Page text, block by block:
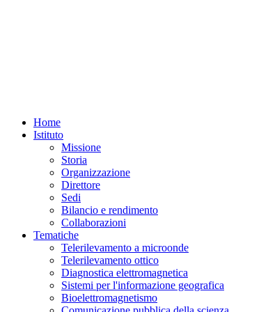
Home
Istituto
Missione
Storia
Organizzazione
Direttore
Sedi
Bilancio e rendimento
Collaborazioni
Tematiche
Telerilevamento a microonde
Telerilevamento ottico
Diagnostica elettromagnetica
Sistemi per l'informazione geografica
Bioelettromagnetismo